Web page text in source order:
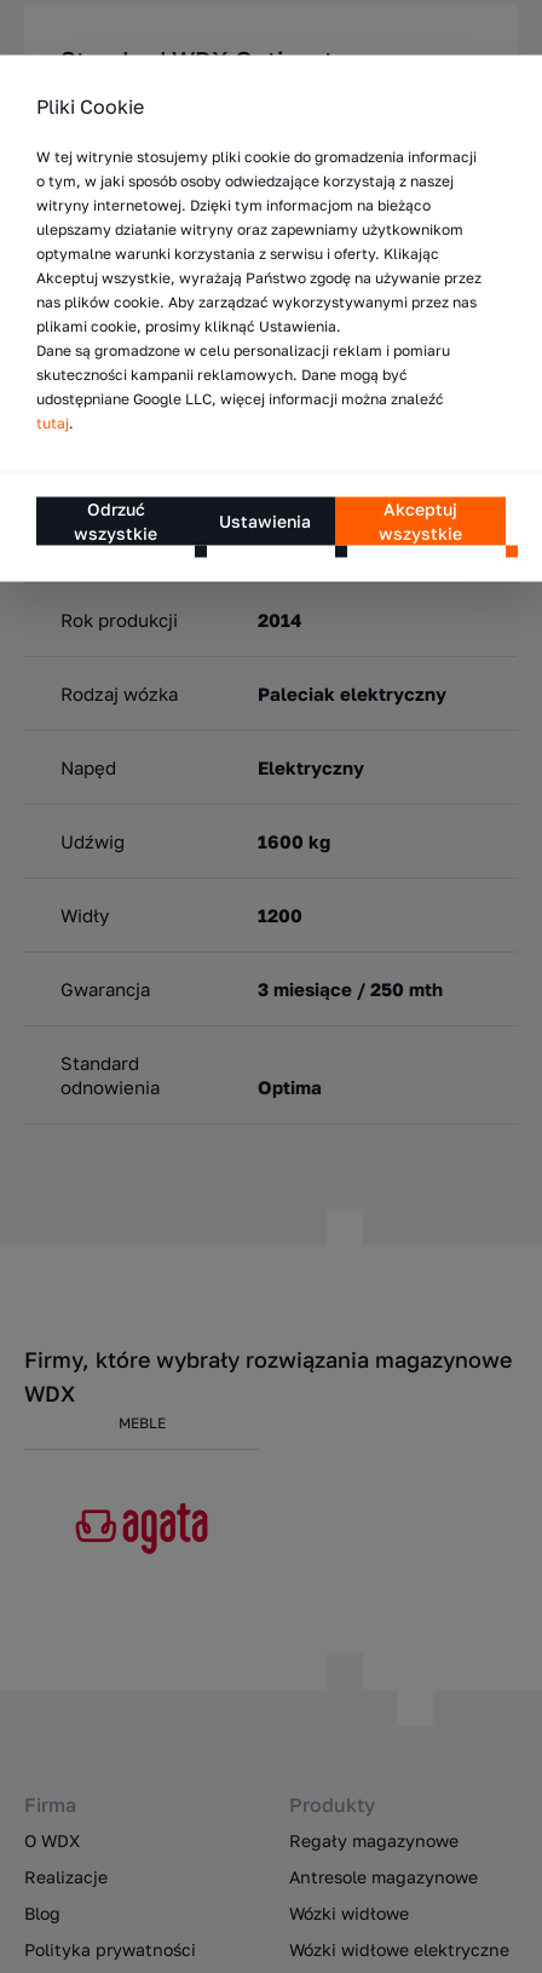
Standard WDX Optima to:
W pełni odtworzone używane wózki widłowe,
Pełna diagnostyka oraz niezbędne do
prawidłowej pracy naprawy,
Testy ruchowe oraz kontrola jakości,
Nowa powłoka lakiernicza.
Crown WP3015
Specyfikacja
Model WP3015
Rok produkcji 2014
Rodzaj wózka Paleciak elektryczny
Napęd Elektryczny
Udźwig 1600 kg
Widły 1200
Gwarancja 3 miesiące / 250 mth
Standard
odnowienia
Optima
Firmy, które wybrały rozwiązania magazynowe
WDX
MEBLE
Firma
O WDX
Realizacje
Blog
Polityka prywatności
Produkty
Regały magazynowe
Antresole magazynowe
Wózki widłowe
Wózki widłowe elektryczne
Pliki Cookie
W tej witrynie stosujemy pliki cookie do gromadzenia informacji
o tym, w jaki sposób osoby odwiedzające korzystają z naszej
witryny internetowej. Dzięki tym informacjom na bieżąco
ulepszamy działanie witryny oraz zapewniamy użytkownikom
optymalne warunki korzystania z serwisu i oferty. Klikając
Akceptuj wszystkie, wyrażają Państwo zgodę na używanie przez
nas plików cookie. Aby zarządzać wykorzystywanymi przez nas
plikami cookie, prosimy kliknąć Ustawienia.
Dane są gromadzone w celu personalizacji reklam i pomiaru
skuteczności kampanii reklamowych. Dane mogą być
udostępniane Google LLC, więcej informacji można znaleźć
tutaj.
Odrzuć
wszystkie
Ustawienia
Akceptuj
wszystkie